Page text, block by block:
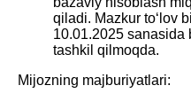
qiladi. Mazkur toʻlov
10.01.2025 sanasida
tashkil qilmoqda.
Mijozning majburiyatlari: